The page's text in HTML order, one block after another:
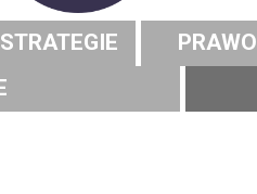
STRATEGIE PRAWO